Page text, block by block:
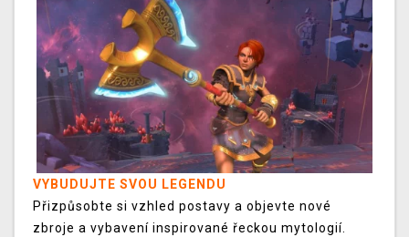
VYBUDUJTE SVOU LEGENDU
Přizpůsobte si vzhled postavy a objevte nové
zbroje a vybavení inspirované řeckou mytologií.